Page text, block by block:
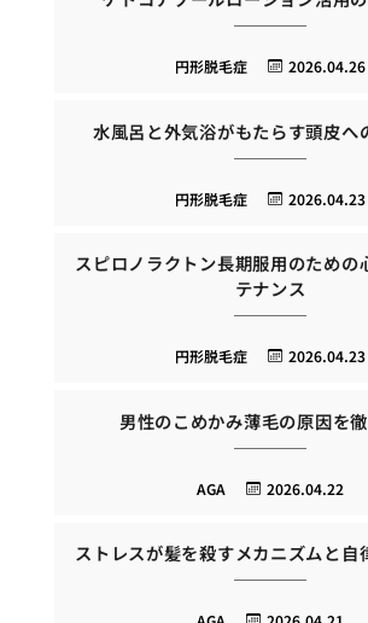
2026.04.26
円形脱毛症
水風呂と外気浴がもたらす頭皮へ
2026.04.23
円形脱毛症
スピロノラクトン長期服用のための
テナンス
2026.04.23
円形脱毛症
男性のこめかみ薄毛の原因を
2026.04.22
AGA
ストレスが髪を殺すメカニズムと自